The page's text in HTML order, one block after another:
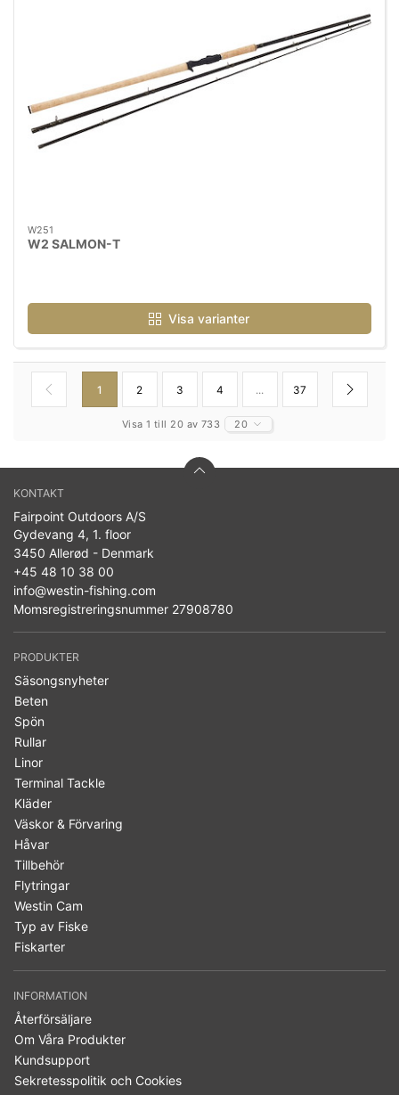
W251
W2 SALMON-T
Visa varianter
1 2 3 4 ... 37
Visa 1 till 20 av 733 20
KONTAKT
Fairpoint Outdoors A/S
Gydevang 4, 1. floor
3450 Allerød - Denmark
+45 48 10 38 00
info@westin-fishing.com
Momsregistreringsnummer 27908780
PRODUKTER
Säsongsnyheter
Beten
Spön
Rullar
Linor
Terminal Tackle
Kläder
Väskor & Förvaring
Håvar
Tillbehör
Flytringar
Westin Cam
Typ av Fiske
Fiskarter
INFORMATION
Återförsäljare
Om Våra Produkter
Kundsupport
Sekretesspolitik och Cookies